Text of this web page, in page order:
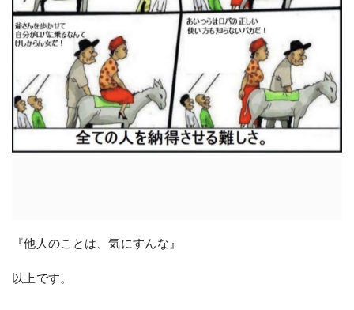
『他人のことは、気にすんな』
以上です。